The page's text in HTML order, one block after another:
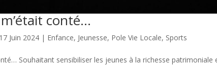
conté…
17 Juin 2024 | Enfance, Jeunesse, Pole Vie Locale, Sports
Souhaitant sensibiliser les jeunes à la richesse patrimoniale